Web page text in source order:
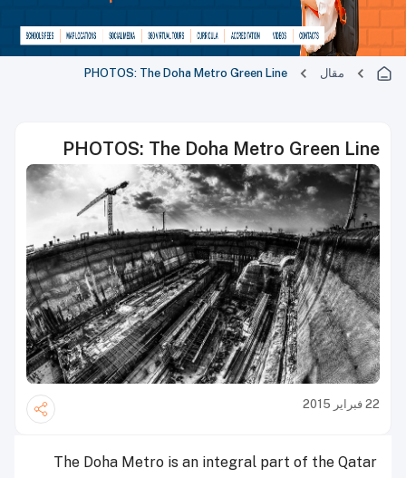
مقال PHOTOS: The Doha Metro Green Line
PHOTOS: The Doha Metro Green Line
22 فبراير 2015
The Doha Metro is an integral part of the Qatar